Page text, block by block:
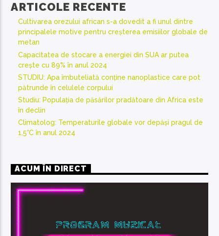
ARTICOLE RECENTE
Cultivarea orezului african s-a dovedit a fi unul dintre
principalele motive pentru creșterea emisiilor globale de
metan
Capacitatea de stocare a energiei din SUA ar putea
crește cu 89% în anul 2024
STUDIU: Apa îmbuteliată conține nanoplastice care pot
pătrunde în celulele corpului
Studiu: Populația de păsărilor pradătoare din Africa este
în declin
Climatolog: Temperaturile globale vor depăși pragul de
1,5°C în anul 2024
ACUM ÎN DIRECT